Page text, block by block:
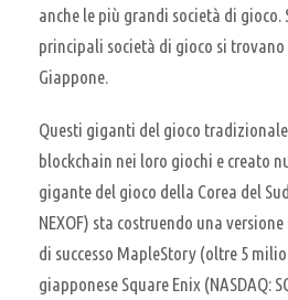
anche le più grandi società di gioco.
principali società di gioco si trovano
Giappone.
Questi giganti del gioco
blockchain nei loro giochi e creato
gigante del gioco della Corea del
NEXOF) sta costruendo una
di successo MapleStory (oltre 5
giapponese Square Enix (NASDAQ: